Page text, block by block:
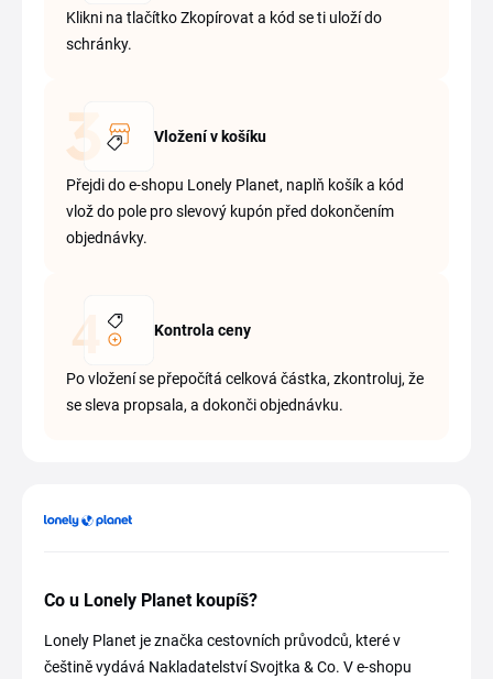
Klikni na tlačítko Zkopírovat a kód se ti uloží do
schránky.
Vložení v košíku
Přejdi do e-shopu Lonely Planet, naplň košík a kód
vlož do pole pro slevový kupón před dokončením
objednávky.
Kontrola ceny
Po vložení se přepočítá celková částka, zkontroluj, že
se sleva propsala, a dokonči objednávku.
Co u Lonely Planet koupíš?
Lonely Planet je značka cestovních průvodců, které v
češtině vydává Nakladatelství Svojtka & Co. V e-shopu